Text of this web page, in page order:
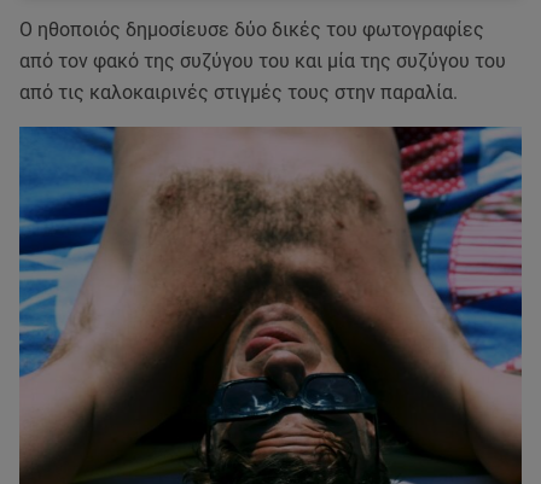
Ο ηθοποιός δημοσίευσε δύο δικές του φωτογραφίες
από τον φακό της συζύγου του και μία της συζύγου του
από τις καλοκαιρινές στιγμές τους στην παραλία.